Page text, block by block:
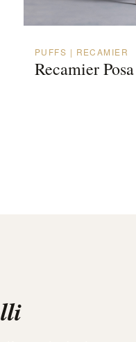
PUFFS | RECAMIER
Recamier Posa